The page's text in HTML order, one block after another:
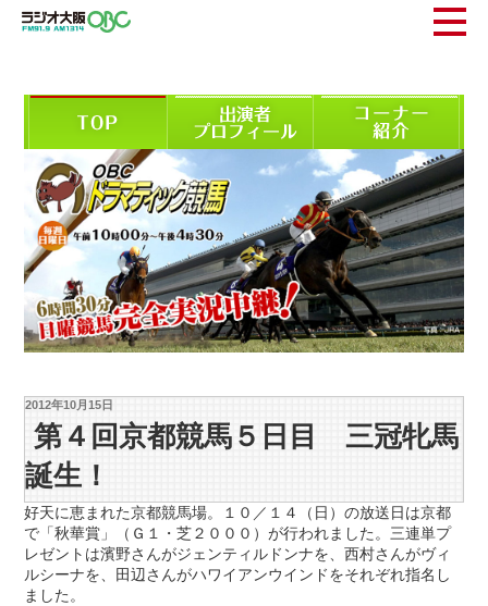
2012年10月15日
第４回京都競馬５日目 三冠牝馬
誕生！
好天に恵まれた京都競馬場。１０／１４（日）の放送日は京都
で「秋華賞」（Ｇ１・芝２０００）が行われました。三連単プ
レゼントは濱野さんがジェンティルドンナを、西村さんがヴィ
ルシーナを、田辺さんがハワイアンウインドをそれぞれ指名し
ました。